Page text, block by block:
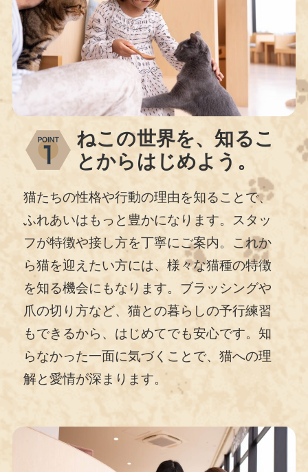
ねこの世界を、知るこ
とからはじめよう。
猫たちの性格や行動の理由を知ることで、
ふれあいはもっと豊かになります。スタッ
フが特徴や接し方を丁寧にご案内。これか
ら猫を迎えたい方には、様々な猫種の特徴
を知る機会にもなります。ブラッシングや
爪の切り方など、猫との暮らしの予行練習
もできるから、はじめてでも安心です。知
らなかった一面に気づくことで、猫への理
解と愛情が深まります。